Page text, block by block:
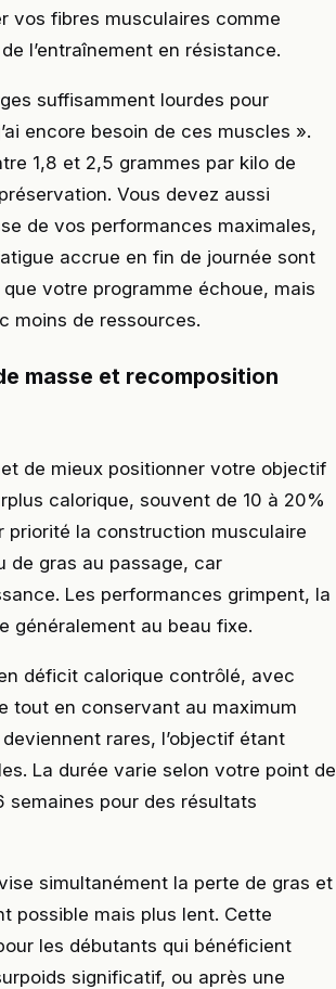
vos fibres musculaires comme
l’entraînement en résistance.
suffisamment lourdes pour
encore besoin de ces muscles ».
1,8 et 2,5 grammes par kilo de
Vous devez aussi
de vos performances maximales,
accrue en fin de journée sont
votre programme échoue, mais
moins de ressources.
masse et recomposition
de mieux positionner votre objectif
calorique, souvent de 10 à 20%
la construction musculaire
de gras au passage, car
Les performances grimpent, la
généralement au beau fixe.
déficit calorique contrôlé, avec
tout en conservant au maximum
rares, l’objectif étant
La durée varie selon votre point de
semaines pour des résultats
simultanément la perte de gras et
possible mais plus lent. Cette
les débutants qui bénéficient
significatif, ou après une